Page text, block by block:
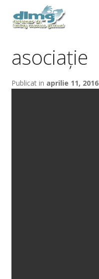
asociație
Publicat in aprilie 11, 2016